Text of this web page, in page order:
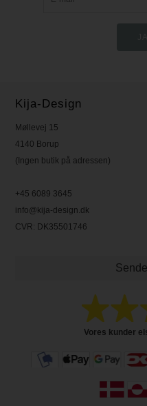
Kija-Design
Møllevej 15
4140 Borup
(Ingen butik på adressen)
+45 6089 3645
info@kija-design.dk
CVR: DK35501746
Vores kunder